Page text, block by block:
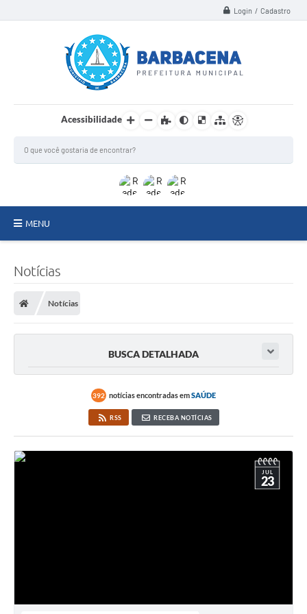
Login / Cadastro
Acessibilidade
MENU
Meio Ambiente
EDOB
E-SUS
Notícias
Notícias
BUSCA DETALHADA
392 notícias encontradas emSAÚDE
RSS RECEBA NOTÍCIAS
JUL
23